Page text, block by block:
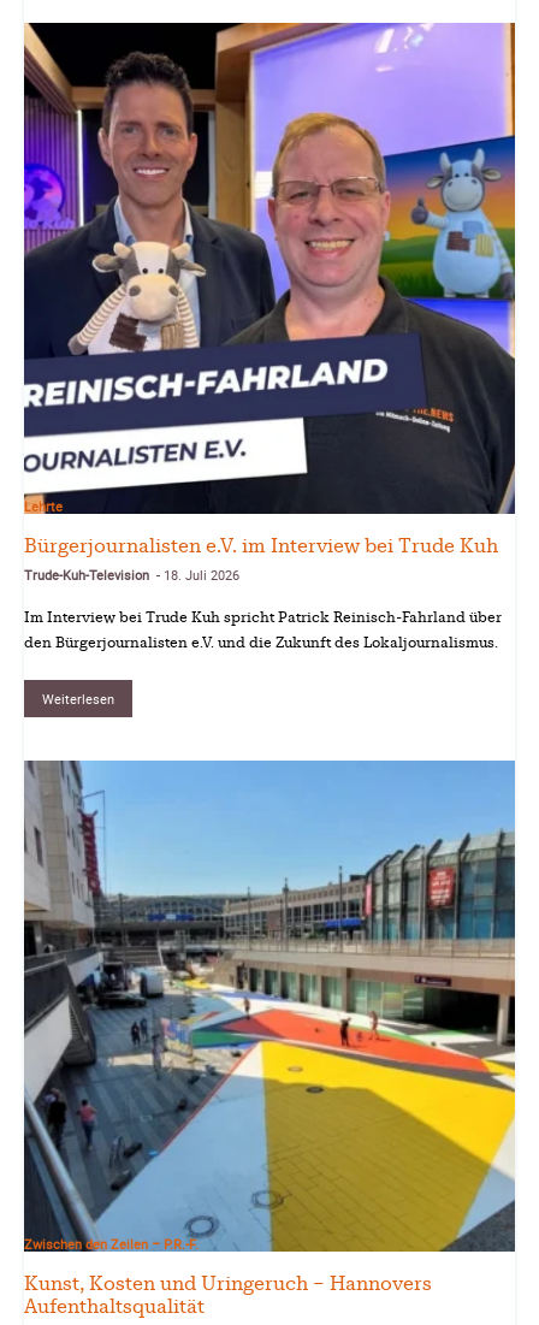
Lehrte
Bürgerjournalisten e.V. im Interview bei Trude Kuh
Trude-Kuh-Television - 18. Juli 2026
Im Interview bei Trude Kuh spricht Patrick Reinisch-Fahrland über
den Bürgerjournalisten e.V. und die Zukunft des Lokaljournalismus.
Weiterlesen
Zwischen den Zeilen – P.R.-F.
Kunst, Kosten und Uringeruch – Hannovers
Aufenthaltsqualität